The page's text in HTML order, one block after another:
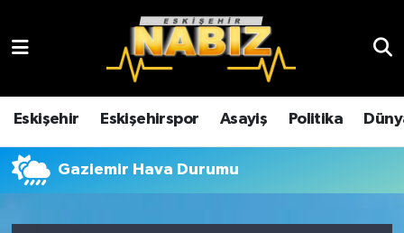
Eskişehir Eskişehirspor Asayiş Politika
Gaziemir Hava Durumu
Çevre
Dünya
Eskişehir Hava Durumu
Eskişehir Trafik Yoğunluk Haritası
TFF 3.Lig 4.Grup Puan Durumu ve Fikstür